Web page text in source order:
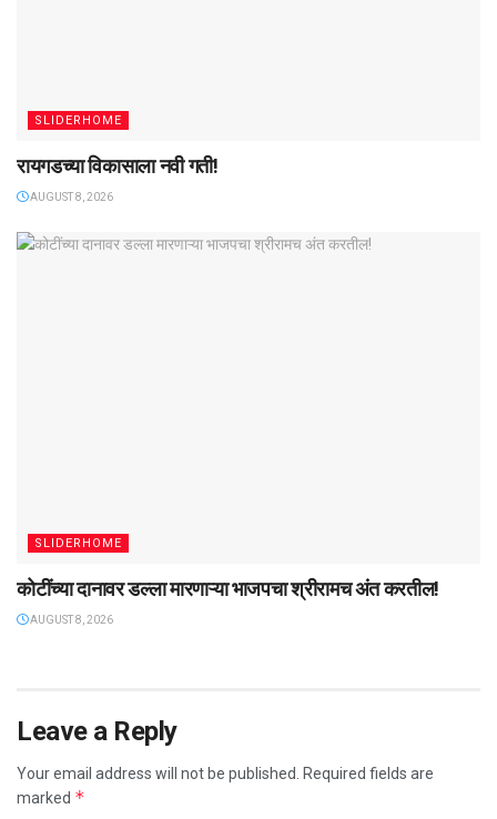
SLIDERHOME
रायगडच्या विकासाला नवी गती!
AUGUST 8, 2026
SLIDERHOME
कोटींच्या दानावर डल्ला मारणाऱ्या भाजपचा श्रीरामच अंत करतील!
AUGUST 8, 2026
Leave a Reply
Your email address will not be published. Required fields are
marked *